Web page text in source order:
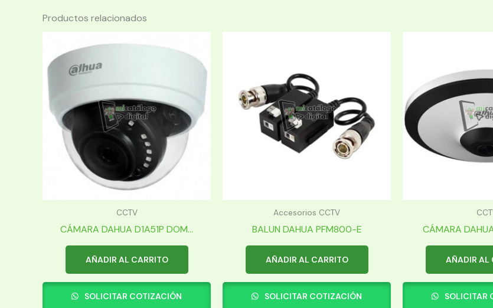
Productos relacionados
CCTV
CÁMARA DAHUA D1A51P DOM...
AÑADIR AL CARRITO
SOLICITAR COTIZACIÓN
Accesorios CCTV
BALUN DAHUA PFM800-E
AÑADIR AL CARRITO
SOLICITAR COTIZACIÓN
CÁMARA
AÑADIR AL
SOLICITAR